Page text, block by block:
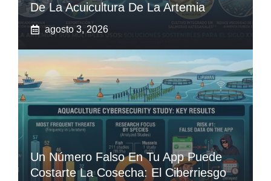
De La Acuicultura De La Artemia
agosto 3, 2026
Un Número Falso En Tu App Puede
Costarte La Cosecha: El Ciberriesgo